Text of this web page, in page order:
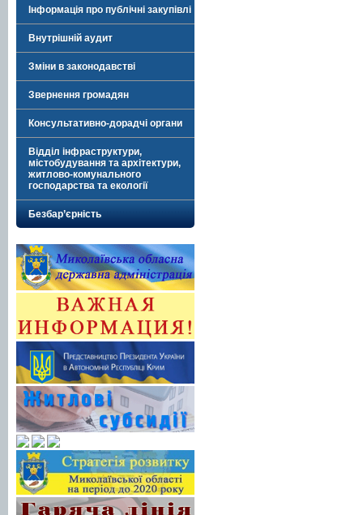
Інформація про публічні закупівлі
Внутрішній аудит
Зміни в законодавстві
Звернення громадян
Консультативно-дорадчі органи
Відділ інфраструктури,
містобудування та архітектури,
житлово-комунального
господарства та екології
Безбар’єрність